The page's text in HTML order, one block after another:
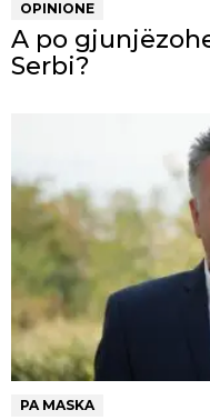
OPINIONE
A po
Serbi?
PA MASKA